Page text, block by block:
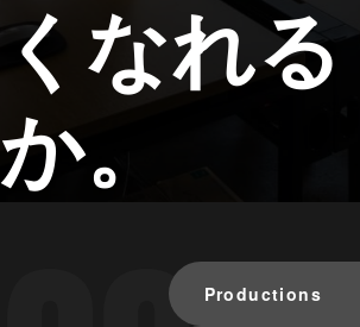
くなれる
か。
Productions